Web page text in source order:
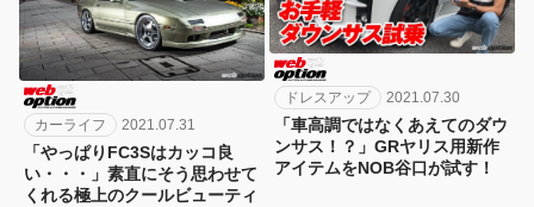
カーライフ 2021.07.31
「やっぱりFC3Sはカッコ良
い・・・」素直にそう思わせて
くれる極上のクールビューティ
ドレスアップ 2021.07.30
「車高調ではなくあえてのダウ
ンサス！？」GRヤリス用新作
アイテムをNOB谷口が試す！